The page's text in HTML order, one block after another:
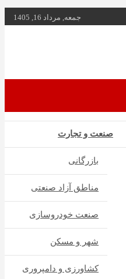
جمعه, مرداد 16, 1405
صنعت و تجارت
بازرگانی
مناطق آزاد صنعتی
صنعت خودروسازی
شهر و مسکن
کشاورزی و دامپروری